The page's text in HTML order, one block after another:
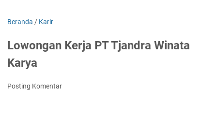
Beranda / Karir
Lowongan Kerja PT Tjandra Winata
Karya
Posting Komentar